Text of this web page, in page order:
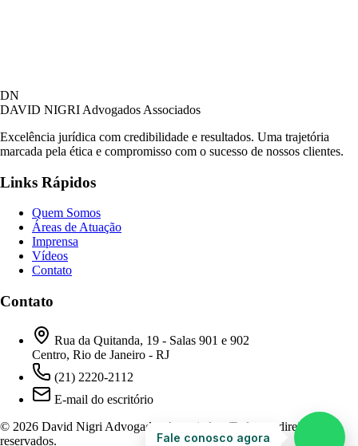
DN
DAVID NIGRI Advogados Associados
Excelência jurídica com credibilidade e resultados. Uma trajetória
marcada pela ética e compromisso com o sucesso de nossos clientes.
Links Rápidos
Quem Somos
Áreas de Atuação
Imprensa
Vídeos
Contato
Contato
Rua da Quitanda, 19 - Salas 901 e 902
Centro, Rio de Janeiro - RJ
(21) 2220-2112
E-mail do escritório
© 2026 David Nigri Advogados Associados. Todos os direitos
reservados.
Online agora
Para que possamos ajudá-lo, por favor, informe
como deseja falar com nossa equipe.
Prefiro ser respondido por:
Fale conosco agora